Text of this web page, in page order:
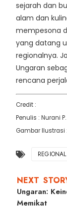
sejarah dan
alam dan
mempesona
yang datang
regionalnya.
Ungaran
rencana
Credit :
Penulis : Nurani P.
Gambar Ilustrasi :
REGIONAL
Ungaran:
Memikat